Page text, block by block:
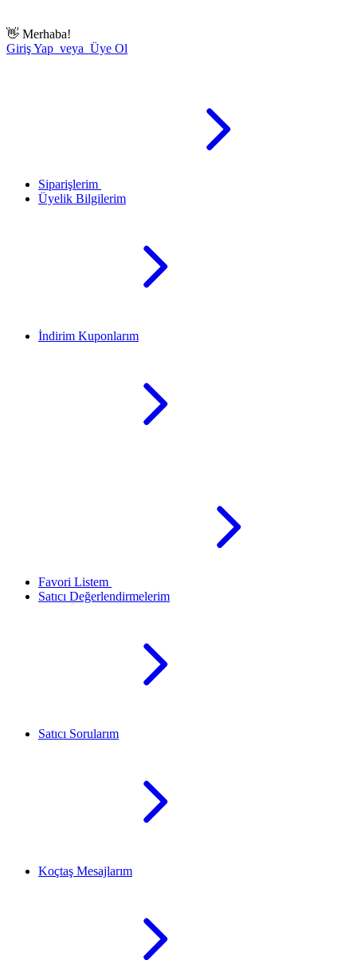
👋 Merhaba!
Giriş Yap veya Üye Ol
Siparişlerim
Üyelik Bilgilerim
İndirim Kuponlarım
Favori Listem
Satıcı Değerlendirmelerim
Satıcı Sorularım
Koçtaş Mesajlarım